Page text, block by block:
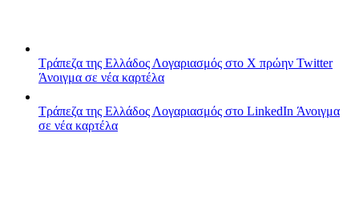
Τράπεζα της Ελλάδος Λογαριασμός στο X πρώην Twitter
Άνοιγμα σε νέα καρτέλα
Τράπεζα της Ελλάδος Λογαριασμός στο LinkedIn Άνοιγμα
σε νέα καρτέλα